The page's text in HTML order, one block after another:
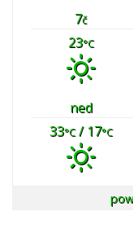
7č
23°C
ned
33°C/ 17°C